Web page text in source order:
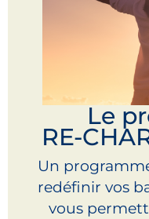
Le
RE-
Un
redéfinir vos
vous